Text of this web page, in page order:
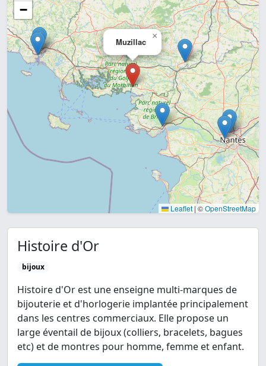
Muzillac
×
−
Leaflet | ©OpenStreetMap
Histoire d'Or
bijoux
Histoire d'Or est une enseigne multi-marques de
bijouterie et d'horlogerie implantée principalement
dans les centres commerciaux. Elle propose un
large éventail de bijoux (colliers, bracelets, bagues
etc) et de montres pour homme, femme et enfant.